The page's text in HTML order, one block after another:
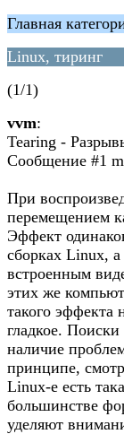
Главная
Linux, тиринг
(1/1)
vvm:
Tearing -
Сообщение #1
При
перемещением
Эффект
сборках Linux,
встроенным
этих же
такого
гладкое.
наличие
принципе,
Linux-е есть
большинстве
уделяют